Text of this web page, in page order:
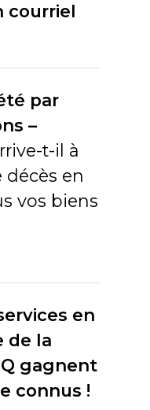
courriel
par
–
t-il à
décès en
vos biens
en
de la
gagnent
connus !